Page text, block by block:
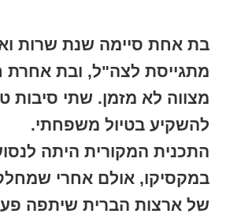
בת אחת סיימה שנת שרות
מתגייסת לצה"ל, ובת אחרת
מצווה לא מזמן. שתי סיבות
להשקיע בטיול משפחתי.
התכנית המקורית היתה
במקסיקו, אולם אחרי
של ארצות הברית שיתפה